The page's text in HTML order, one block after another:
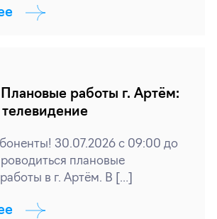
работы г. Артём:
30.07.2026 с 09:00 до
плановые
в г. Артём. В […]